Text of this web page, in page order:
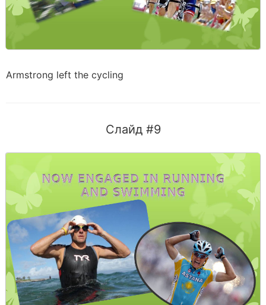
Armstrong left the cycling
Слайд #9